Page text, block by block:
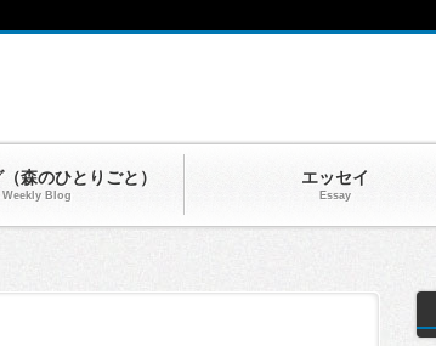
森のひとりごと）
Weekly Blog
エッセイ
Essay